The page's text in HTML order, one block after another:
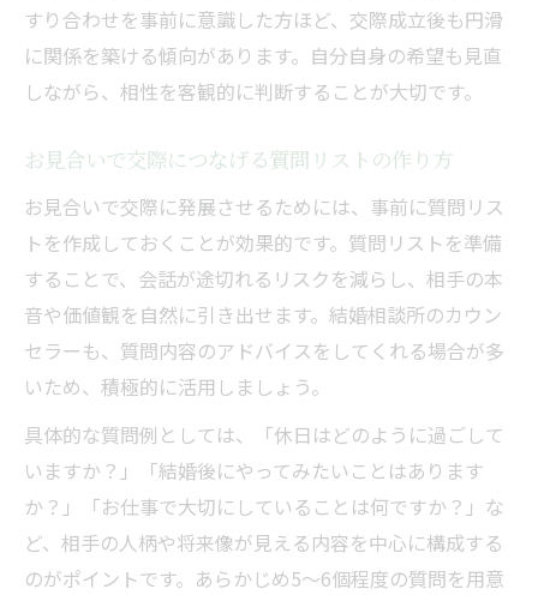
すり合わせを事前に意識した方ほど、交際成立後も円滑
に関係を築ける傾向があります。自分自身の希望も見直
しながら、相性を客観的に判断することが大切です。
お見合いで交際につなげる質問リストの作り方
お見合いで交際に発展させるためには、事前に質問リス
トを作成しておくことが効果的です。質問リストを準備
することで、会話が途切れるリスクを減らし、相手の本
音や価値観を自然に引き出せます。結婚相談所のカウン
セラーも、質問内容のアドバイスをしてくれる場合が多
いため、積極的に活用しましょう。
具体的な質問例としては、「休日はどのように過ごして
いますか？」「結婚後にやってみたいことはあります
か？」「お仕事で大切にしていることは何ですか？」な
ど、相手の人柄や将来像が見える内容を中心に構成する
のがポイントです。あらかじめ5～6個程度の質問を用意